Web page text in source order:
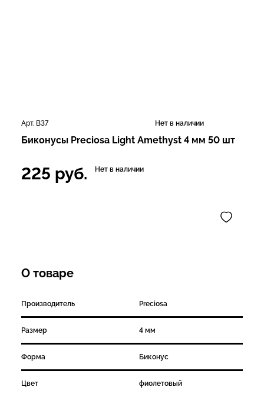
Арт. В37 Нет в наличии
Биконусы Preciosa Light Amethyst 4 мм 50 шт
225 руб. Нет в наличии
О товаре
Производитель Preciosa
Размер 4 мм
Форма Биконус
Цвет фиолетовый